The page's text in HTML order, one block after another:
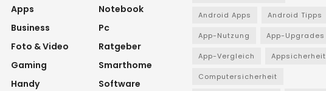
Apps
Business
Foto & Video
Gaming
Handy
Notebook
Pc
Ratgeber
Smarthome
Software
Android Apps Android Tipps
App-Nutzung App-Upgrades
App-Vergleich Appsicherheit
Computersicherheit